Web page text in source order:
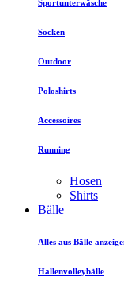
Sportunterwäsche
Socken
Outdoor
Poloshirts
Accessoires
Running
Hosen
Shirts
Bälle
Alles aus Bälle
Hallenvolleybälle